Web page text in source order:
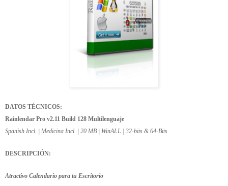
DATOS TÉCNICOS:
Rainlendar Pro v2.11 Build 128 Multilenguaje
Spanish Incl. | Medicina Incl. | 20 MB | WinALL | 32-bits & 64-Bits
DESCRIPCIÓN:
Atractivo Calendario para tu Escritorio